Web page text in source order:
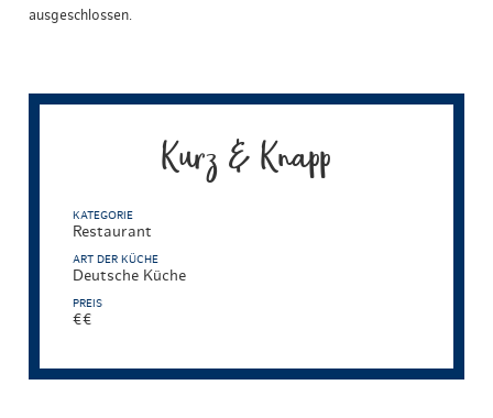
ausgeschlossen.
Kurz & Knapp
KATEGORIE
Restaurant
ART DER KÜCHE
Deutsche Küche
PREIS
€€